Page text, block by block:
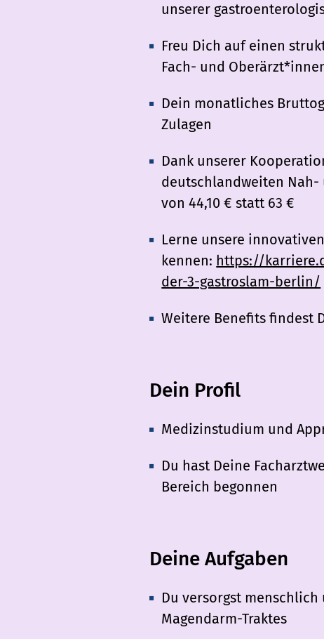
unserer
Freu Dich auf einen
Fach- und
Dein monatliches
Zulagen
Dank unserer
deutschlandweiten Nah-
von 44,10 € statt 63 €
Lerne unsere
kennen: https://
der-3-gastroslam-berlin/
Weitere Benefits findest
Dein Profil
Medizinstudium und
Du hast Deine
Bereich begonnen
Deine Aufgaben
Du versorgst
Magendarm-Traktes